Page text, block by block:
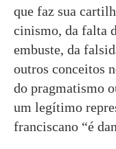
que faz sua
cinismo, da falta
embuste, da
outros conceitos
do pragmatismo
um legítimo
franciscano “é